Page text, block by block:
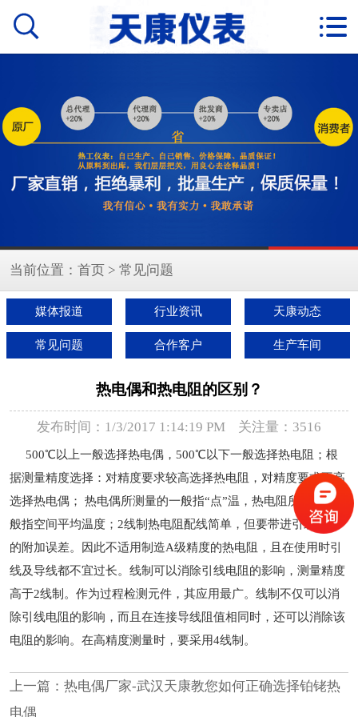


当前位置： 首页 > 常见问题
媒体报道 行业资讯 天康动态
常见问题 合作客户 生产车间
热电偶和热电阻的区别？
发布时间：1/3/2017 1:14:19 PM 关注量：3516
500℃以上一般选择热电偶，500℃以下一般选择热电阻；根
据测量精度选择：对精度要求较高选择热电阻，对精度要求不高
选择热电偶； 热电偶所测量的一般指“点”温，热电阻所测量的一
般指空间平均温度；2线制热电阻配线简单，但要带进引线电阻
的附加误差。因此不适用制造A级精度的热电阻，且在使用时引
线及导线都不宜过长。线制可以消除引线电阻的影响，测量精度
高于2线制。作为过程检测元件，其应用最广。线制不仅可以消
除引线电阻的影响，而且在连接导线阻值相同时，还可以消除该
电阻的影响。在高精度测量时，要采用4线制。
上一篇： 热电偶厂家-武汉天康教您如何正确选择铂铑热
电偶